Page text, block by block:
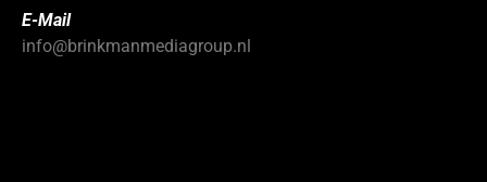
E-Mail
info@brinkmanmediagroup.nl